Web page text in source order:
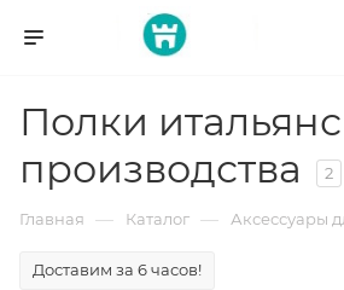
Полки
производства
2
Главная — Каталог — Аксессуары
Доставим за 6 часов!